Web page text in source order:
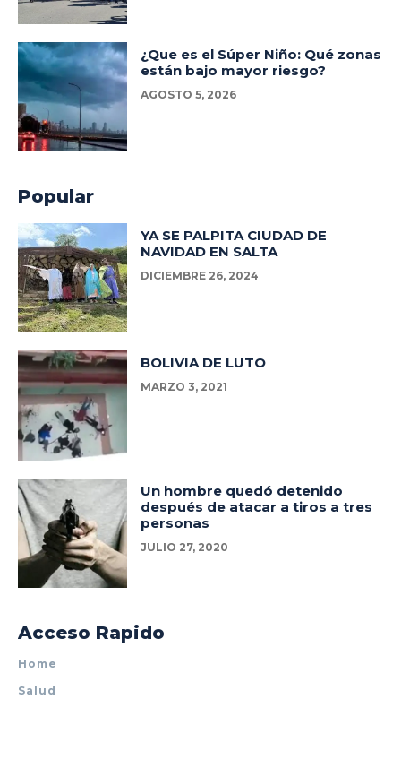
¿Que es el Súper Niño: Qué zonas
están bajo mayor riesgo?
AGOSTO 5, 2026
Popular
YA SE PALPITA CIUDAD DE
NAVIDAD EN SALTA
DICIEMBRE 26, 2024
BOLIVIA DE LUTO
MARZO 3, 2021
Un hombre quedó detenido
después de atacar a tiros a tres
personas
JULIO 27, 2020
Acceso Rapido
Home
Salud